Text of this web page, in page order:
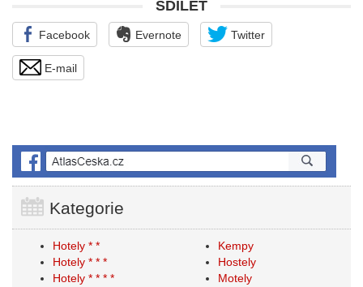
SDÍLET
Facebook Evernote Twitter
E-mail
Kategorie
Hotely * *
Hotely * * *
Hotely * * * *
Kempy
Hostely
Motely